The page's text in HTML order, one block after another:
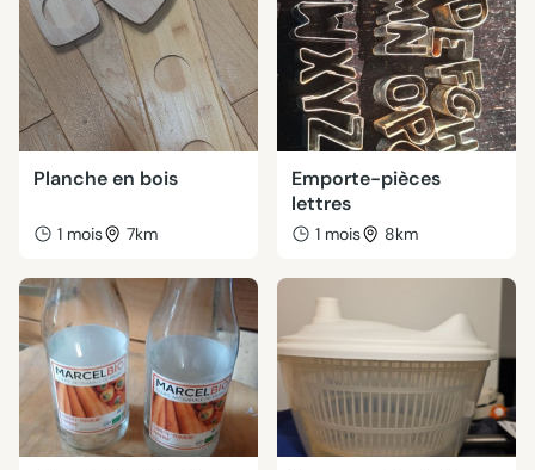
Planche en bois
1 mois 7km
Emporte-pièces
lettres
1 mois 8km